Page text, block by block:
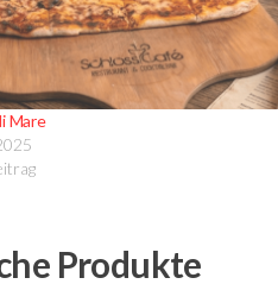
Mare
Produkte